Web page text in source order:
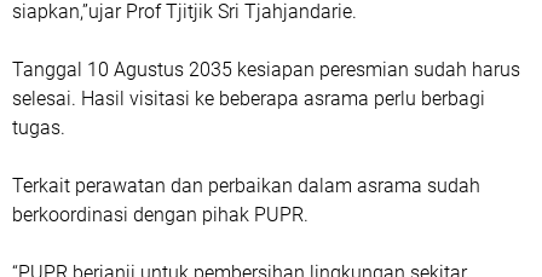
siapkan,”ujar Prof Tjitjik Sri Tjahjandarie.
Tanggal 10 Agustus 2035 kesiapan peresmian sudah harus
selesai. Hasil visitasi ke beberapa asrama perlu berbagi
tugas.
Terkait perawatan dan perbaikan dalam asrama sudah
berkoordinasi dengan pihak PUPR.